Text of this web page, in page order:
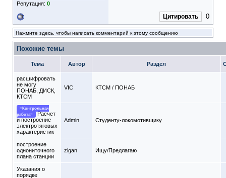
Репутация: 0
Цитировать 0
Нажмите здесь, чтобы написать комментарий к этому сообщению
Похожие темы
Тема Автор Раздел
расшифровать
не могу
ПОНАБ, ДИСК,
КТСМ
VIC КТСМ / ПОНАБ
=Контрольная
работа=
Расчет
и построение
электротяговых
характеристик
Admin Студенту-локомотивщику
построение
однониточного
плана станции
zigan Ищу/Предлагаю
Указания о
порядке